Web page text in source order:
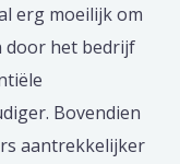
erg moeilijk om
door het bedrijf
Bovendien
aantrekkelijker